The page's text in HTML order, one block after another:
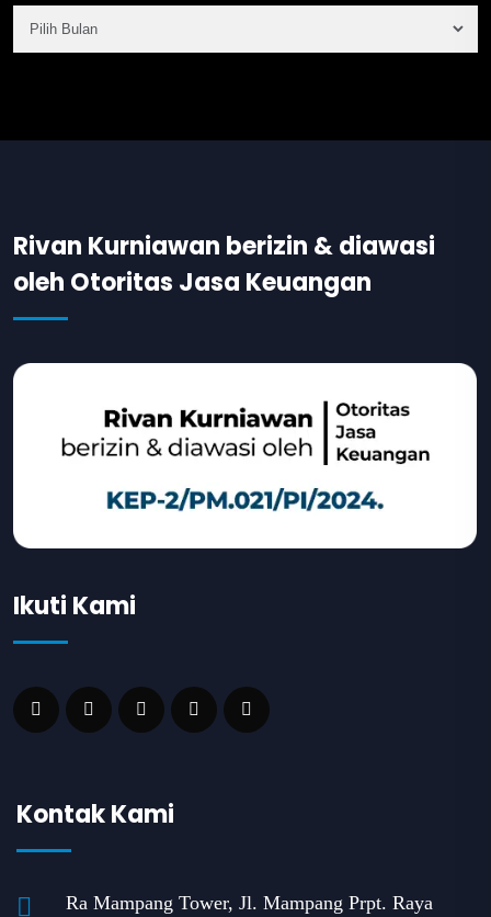
Rivan Kurniawan berizin & diawasi
oleh Otoritas Jasa Keuangan
Ikuti Kami
Kontak Kami
Ra Mampang Tower, Jl. Mampang Prpt. Raya